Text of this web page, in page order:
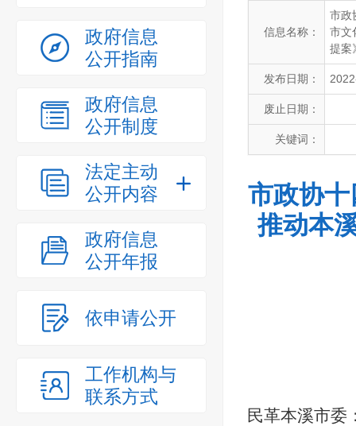
政府信息
公开指南
政府信息
公开制度
法定主动
公开内容
政府信息
公开年报
依申请公开
工作机构与
联系方式
信息名称：
市政
市文
提案
发布日期：
废止日期：
关键词：
市政协
推动本
民革本溪市委